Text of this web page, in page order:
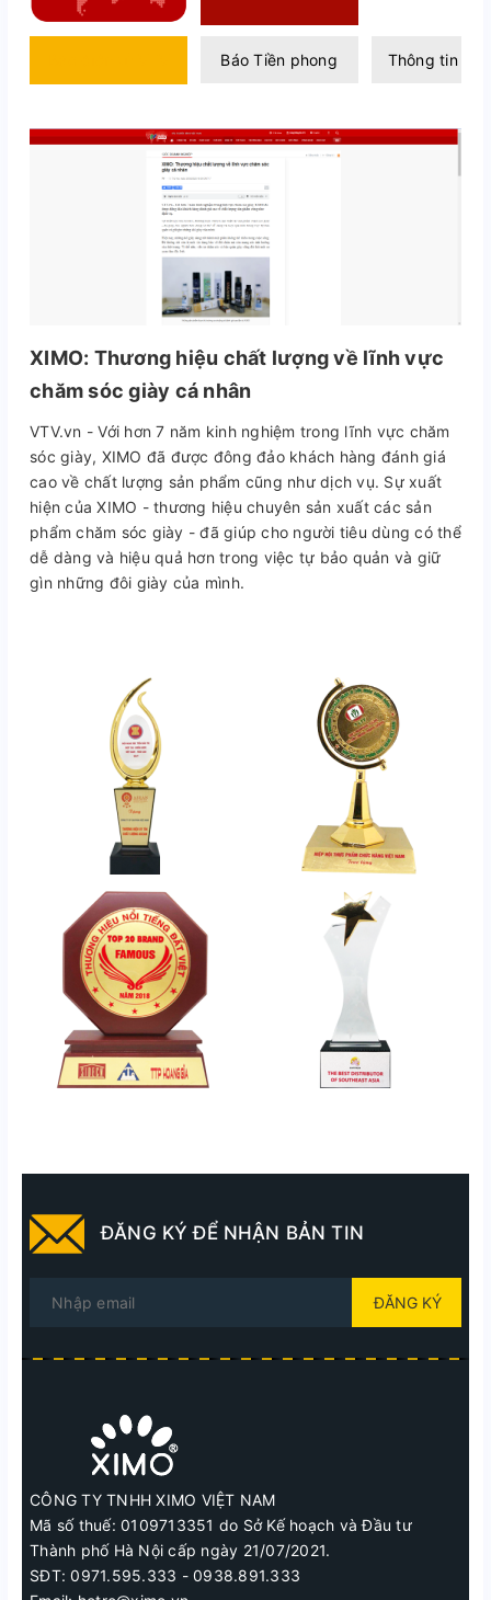
Báo Tiền phong Thông tin
XIMO: Thương hiệu chất lượng về lĩnh vực
chăm sóc giày cá nhân
VTV.vn - Với hơn 7 năm kinh nghiệm trong lĩnh vực chăm
sóc giày, XIMO đã được đông đảo khách hàng đánh giá
cao về chất lượng sản phẩm cũng như dịch vụ. Sự xuất
hiện của XIMO - thương hiệu chuyên sản xuất các sản
phẩm chăm sóc giày - đã giúp cho người tiêu dùng có thể
dễ dàng và hiệu quả hơn trong việc tự bảo quản và giữ
gìn những đôi giày của mình.
ĐĂNG KÝ ĐỂ NHẬN BẢN TIN
ĐĂNG KÝ
CÔNG TY TNHH XIMO VIỆT NAM
Mã số thuế: 0109713351 do Sở Kế hoạch và Đầu tư
Thành phố Hà Nội cấp ngày 21/07/2021.
SĐT: 0971.595.333 - 0938.891.333